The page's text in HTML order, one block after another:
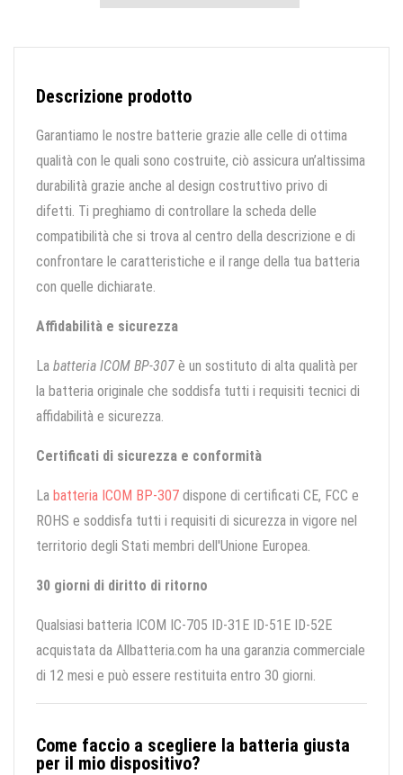
Descrizione prodotto
Garantiamo le nostre batterie grazie alle celle di ottima
qualità con le quali sono costruite, ciò assicura un’altissima
durabilità grazie anche al design costruttivo privo di
difetti. Ti preghiamo di controllare la scheda delle
compatibilità che si trova al centro della descrizione e di
confrontare le caratteristiche e il range della tua batteria
con quelle dichiarate.
Affidabilità e sicurezza
La batteria ICOM BP-307 è un sostituto di alta qualità per
la batteria originale che soddisfa tutti i requisiti tecnici di
affidabilità e sicurezza.
Certificati di sicurezza e conformità
La batteria ICOM BP-307 dispone di certificati CE, FCC e
ROHS e soddisfa tutti i requisiti di sicurezza in vigore nel
territorio degli Stati membri dell'Unione Europea.
30 giorni di diritto di ritorno
Qualsiasi batteria ICOM IC-705 ID-31E ID-51E ID-52E
acquistata da Allbatteria.com ha una garanzia commerciale
di 12 mesi e può essere restituita entro 30 giorni.
Come faccio a scegliere la batteria giusta
per il mio dispositivo?